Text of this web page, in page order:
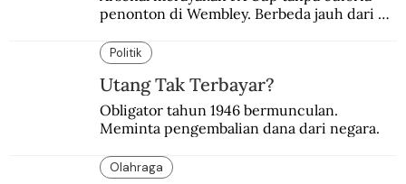
penonton di Wembley. Berbeda jauh dari
silam.
Politik
Utang Tak Terbayar?
Obligator tahun 1946 bermunculan.
Meminta pengembalian dana dari negara.
Olahraga